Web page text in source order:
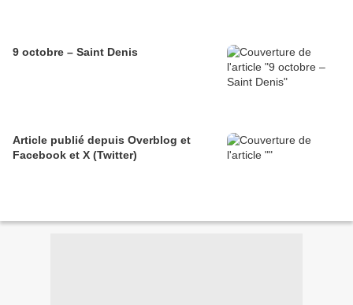
9 octobre – Saint Denis
Article publié depuis Overblog et
Facebook et X (Twitter)